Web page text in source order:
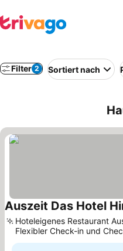
Filter 2 Sortiert nach
Auszeit Das Hotel
Hoteleigenes Restaurant
Flexibler Check-in und